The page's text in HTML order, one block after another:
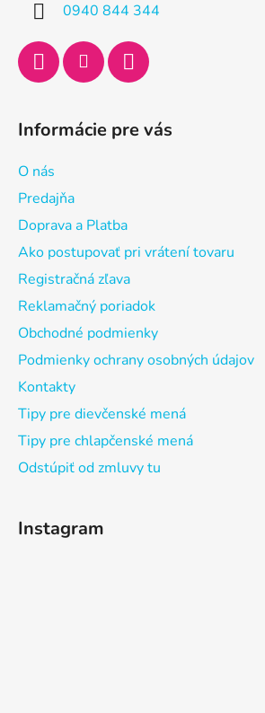
0940 844 344
Informácie pre vás
O nás
Predajňa
Doprava a Platba
Ako postupovať pri vrátení tovaru
Registračná zľava
Reklamačný poriadok
Obchodné podmienky
Podmienky ochrany osobných údajov
Kontakty
Tipy pre dievčenské mená
Tipy pre chlapčenské mená
Odstúpiť od zmluvy tu
Instagram